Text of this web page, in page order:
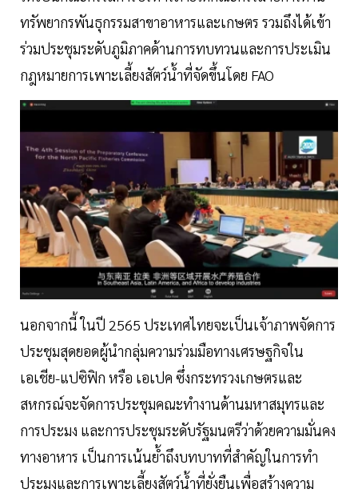
ทรัพยากรพันธุกรรมสาขาอาหารและเกษตร รวมถึงได้เข้า
ร่วมประชุมระดับภูมิภาคด้านการทบทวนและการประเมิน
กฎหมายการเพาะเลี้ยงสัตว์น้ำที่จัดขึ้นโดย FAO
นอกจากนี้ ในปี 2565 ประเทศไทยจะเป็นเจ้าภาพจัดการ
ประชุมสุดยอดผู้นำกลุ่มความร่วมมือทางเศรษฐกิจใน
เอเชีย-แปซิฟิก หรือ เอเปค ซึ่งกระทรวงเกษตรและ
สหกรณ์จะจัดการประชุมคณะทำงานด้านมหาสมุทรและ
การประมง และการประชุมระดับรัฐมนตรีว่าด้วยความมั่นคง
ทางอาหาร เป็นการเน้นย้ำถึงบทบาทที่สำคัญในการทำ
ประมงและการเพาะเลี้ยงสัตว์น้ำที่ยั่งยืนเพื่อสร้างความ